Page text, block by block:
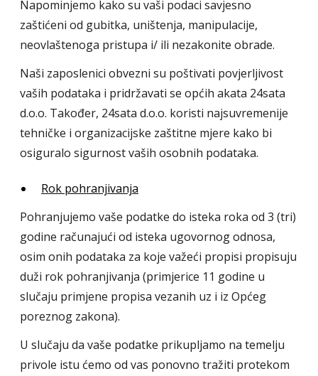
Napominjemo kako su vaši podaci savjesno
zaštićeni od gubitka, uništenja, manipulacije,
neovlaštenoga pristupa i/ ili nezakonite obrade.
Naši zaposlenici obvezni su poštivati povjerljivost
vaših podataka i pridržavati se općih akata 24sata
d.o.o. Također, 24sata d.o.o. koristi najsuvremenije
tehničke i organizacijske zaštitne mjere kako bi
osiguralo sigurnost vaših osobnih podataka.
Rok pohranjivanja
Pohranjujemo vaše podatke do isteka roka od 3 (tri)
godine računajući od isteka ugovornog odnosa,
osim onih podataka za koje važeći propisi propisuju
duži rok pohranjivanja (primjerice 11 godine u
slučaju primjene propisa vezanih uz i iz Općeg
poreznog zakona).
U slučaju da vaše podatke prikupljamo na temelju
privole istu ćemo od vas ponovno tražiti protekom